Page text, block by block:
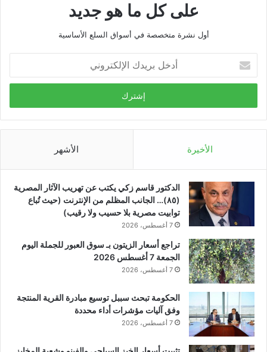
على كل ما هو جديد
أول نشرة متخصصة في أسواق السلع الأساسية
بريدك
الإلكتروني
الأخيرة الأشهر
الدكتور قاسم زكي يكتب عن تهريب الآثار المصرية
(٨٥)… الجانب المظلم من الإنترنت (حيث تُباع
توابيت مصرية بلا حسيب ولا رقيب)
7 أغسطس، 2026
تراجع أسعار الزيتون بـ سوق العبور للجملة اليوم
الجمعة 7 أغسطس 2026
7 أغسطس، 2026
الحكومة تبحث سببل توسيع مبادرة القرية المنتجة
وفق آليات مؤشرات أداء محددة
7 أغسطس، 2026